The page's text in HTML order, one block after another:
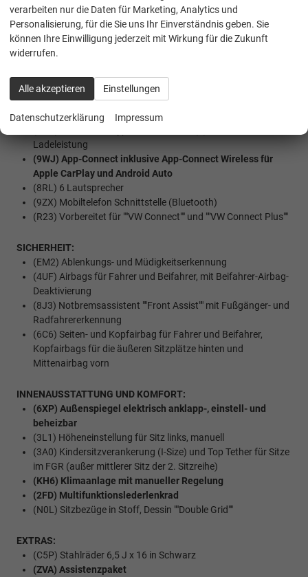
(3JC) Dachlüfter im Fahrgastraum
(3S2) Dachreling schwarz
Werksanschlussgarantie auf 5 Jahre / max. 200.000 Km
(I8U) Radio Composition mit 26 cm (10,4"") Touch-
Farbdisplay
(QV3) Digitaler Radioempfang DAB+
Ladeleistung
(9WJ) App-Connect inklusive App-Connect Wireless für
Apple CarPlay und Android Auto
(8RL) 6 Lautsprecher
(9ZX) Mobiltelefon Schnittstelle (Bluetooth)
(R23) Vorbereitet für ""VW Connect"" und ""VW Connect Plus""
SICHERHEIT:
(EM2) Ablenkungs- und Müdigkeitserkennung
(4UF) Airbags für Fahrer und Beifahrer, mit Beifahrer-Airbag-
Deaktivierung
(8J3) Notbremsassistent ""Front Assist"" mit Fußgänger- und
Radfahrererkennung
(6C6) Seiten- und Kopfairbag für Fahrer und Beifahrer,
Kopfairbags für die äußeren Sitzplätze hinten und
Mittenairbag vorn
INNENAUSSTATTUNG UND KOMFORT:
(6XP) Außenspiegel elektrisch anklapp-, einstell- und
beheizbar
(3L1) Höheneinstellung für Sitz links, manuell
(3A0) Kindersitzverankerung (I-Size) und Top Tether für Sitze
im FGR (außer mittlerer Sitz der 2. Sitzreihe)
(KH6) Klimaanlage mit manueller Regelung
(2FD) Multifunktionslederlenkrad
(N0L) Sitzbezüge in Stoff, Dessin ""Double Grid""
EXTRAS:
(C5P) Stahlräder 6,5 J x 16 in Schwarz
(ZVA) Assistenzpaket
verarbeiten nur die Daten für Marketing, Analytics und
Personalisierung, für die Sie uns Ihr Einverständnis geben. Sie
können Ihre Einwilligung jederzeit mit Wirkung für die Zukunft
widerrufen.
Alle akzeptieren Einstellungen
Datenschutzerklärung Impressum